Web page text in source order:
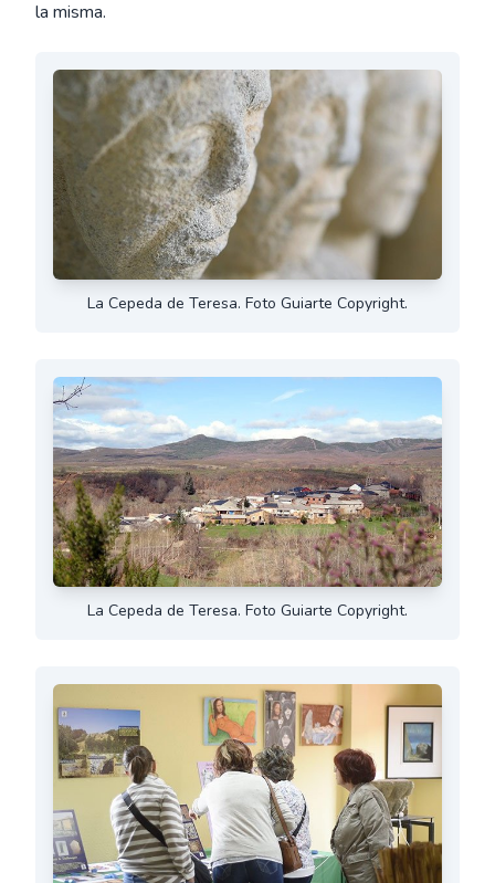
la misma.
La Cepeda de Teresa. Foto Guiarte Copyright.
La Cepeda de Teresa. Foto Guiarte Copyright.